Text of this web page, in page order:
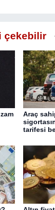
çekebilir
Araç
tarifesi